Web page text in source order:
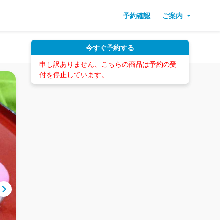
予約確認 ご案内
今すぐ予約する
申し訳ありません、こちらの商品は予約の受
付を停止しています。